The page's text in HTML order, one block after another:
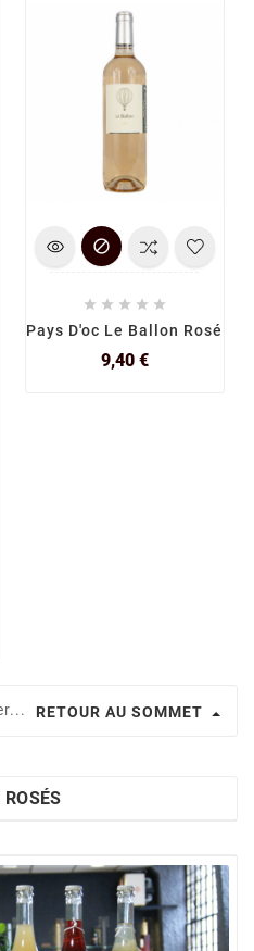

    
Pays D'oc Le Ballon Rosé
9,40 €Prix
RETOUR AU SOMMET